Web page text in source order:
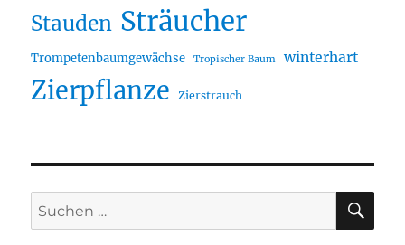
Stauden Sträucher
Trompetenbaumgewächse Tropischer Baum winterhart
Zierpflanze Zierstrauch
Suche
nach: